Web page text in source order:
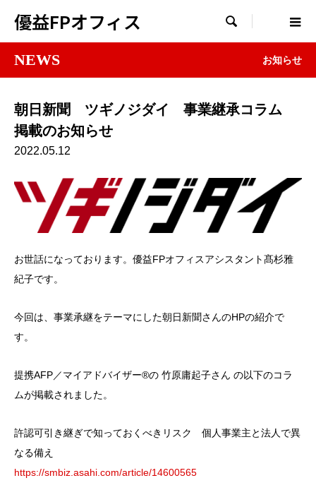
優益FPオフィス 
NEWS お知らせ
朝日新聞 ツギノジダイ 事業継承コラム
掲載のお知らせ
2022.05.12
お世話になっております。優益FPオフィスアシスタント髙杉雅
紀子です。
今回は、事業承継をテーマにした朝日新聞さんのHPの紹介で
す。
提携AFP／マイアドバイザー®の 竹原庸起子さん の以下のコラ
ムが掲載されました。
許認可引き継ぎで知っておくべきリスク 個人事業主と法人で異
なる備え
https://smbiz.asahi.com/article/14600565